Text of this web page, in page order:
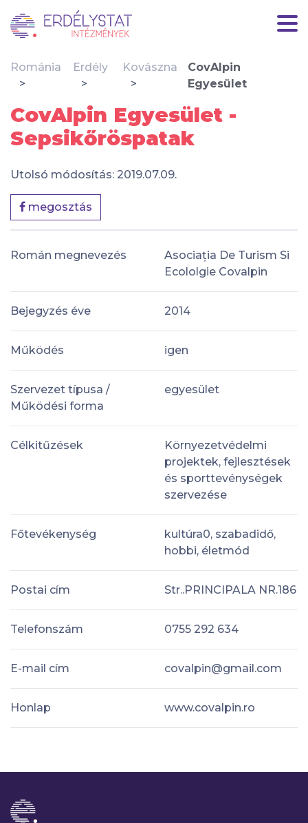
Románia Erdély Kovászna
CovAlpin
Egyesület
CovAlpin Egyesület -
Sepsikőröspatak
Utolsó módosítás: 2019.07.09.
megosztás
Román megnevezés
Asociația De Turism Si
Ecololgie Covalpin
Bejegyzés éve 2014
Működés igen
Szervezet típusa /
Működési forma
egyesület
Célkitűzések
Környezetvédelmi
projektek, fejlesztések
és sporttevénységek
szervezése
Főtevékenység
kultúra0, szabadidő,
hobbi, életmód
Postai cím Str..PRINCIPALA NR.186
Telefonszám 0755 292 634
E-mail cím covalpin@gmail.com
Honlap www.covalpin.ro